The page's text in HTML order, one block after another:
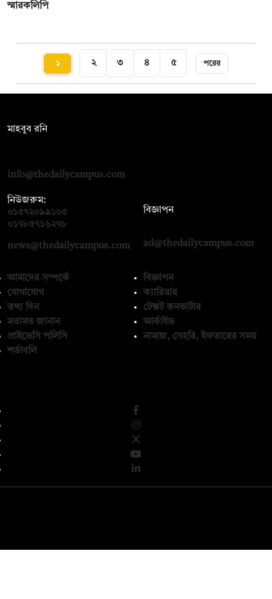
স্মারকলিপি
১ ২ ৩ ৪ ৫ পরের
মাহবুব রনি
info@thedailycampus.com
নিউজরুম:
০১৫৭২০৯৯১০৫
০১৭৮৫৭১৬২৭৮
news@thedailycampus.com
বিজ্ঞাপন
ad@thedailycampus.com
আমাদের সম্পর্কে
যোগাযোগ
তথ্য দিন
মতামত জানান
প্রাইভেসি পলিসি
শর্তাবলি
বিজ্ঞাপন
ক্যারিয়ার
টেক্সট কনভার্টার
আর্কাইভ
নামাজ, সেহরি, ইফতারের সময়